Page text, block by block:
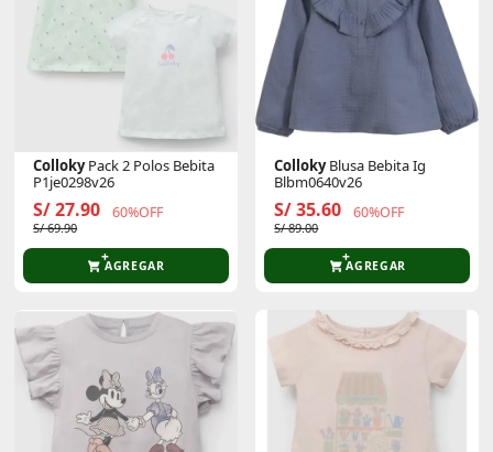
CollokyPack 2 Polos Bebita
P1je0298v26
S/ 27.90 60%OFF
S/ 69.90
AGREGAR
CollokyBlusa Bebita Ig
Blbm0640v26
S/ 35.60 60%OFF
S/ 89.00
AGREGAR